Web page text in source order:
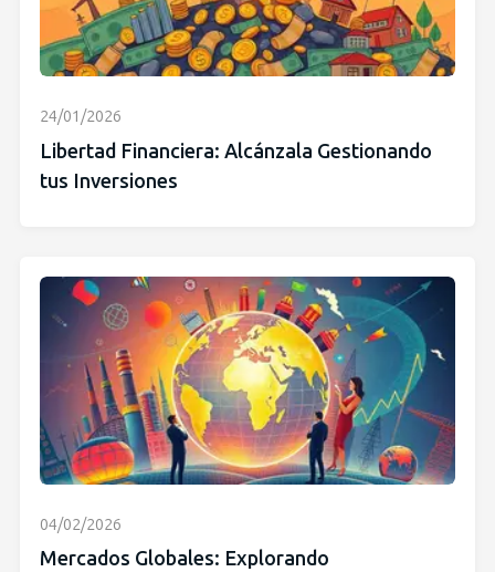
24/01/2026
Libertad Financiera: Alcánzala Gestionando
tus Inversiones
04/02/2026
Mercados Globales: Explorando